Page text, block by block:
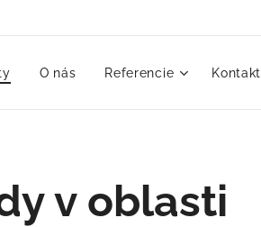
O nás Referencie Kontakt
v oblasti